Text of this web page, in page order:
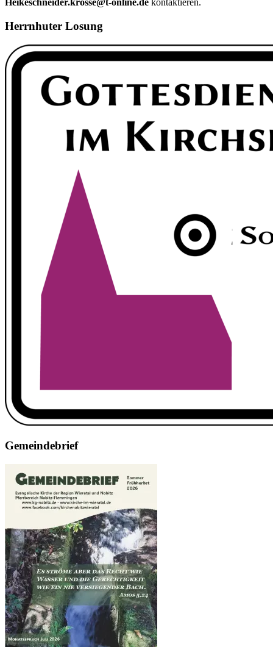
Heikeschneider.krosse@t-online.de kontaktieren.
Herrnhuter Losung
Gemeindebrief